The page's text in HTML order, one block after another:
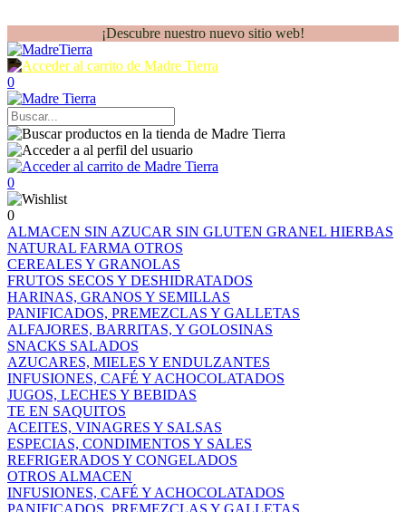
¡Descubre nuestro nuevo sitio web!
0
0
0
ALMACEN SIN AZUCAR SIN GLUTEN GRANEL HIERBAS
NATURAL FARMA OTROS
CEREALES Y GRANOLAS
FRUTOS SECOS Y DESHIDRATADOS
HARINAS, GRANOS Y SEMILLAS
PANIFICADOS, PREMEZCLAS Y GALLETAS
ALFAJORES, BARRITAS, Y GOLOSINAS
SNACKS SALADOS
AZUCARES, MIELES Y ENDULZANTES
INFUSIONES, CAFÉ Y ACHOCOLATADOS
JUGOS, LECHES Y BEBIDAS
TE EN SAQUITOS
ACEITES, VINAGRES Y SALSAS
ESPECIAS, CONDIMENTOS Y SALES
REFRIGERADOS Y CONGELADOS
OTROS ALMACEN
INFUSIONES, CAFÉ Y ACHOCOLATADOS
PANIFICADOS, PREMEZCLAS Y GALLETAS